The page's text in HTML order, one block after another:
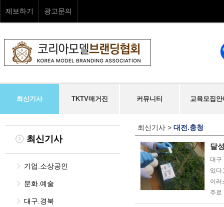
제보하기 광고문의
최신기사 TKTV매거진 커뮤니티 교육모집안
최신기사
기업.소상공인
문화.예술
대구.경북
최신기사 > 대전.충청
달
대구
있다
이러
주로